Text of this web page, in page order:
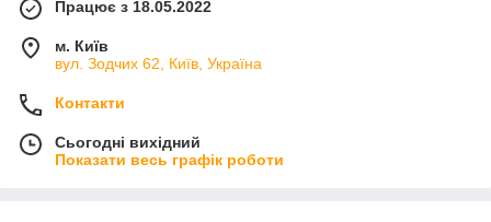
Працює з 18.05.2022
м. Київ
вул. Зодчих 62, Київ, Україна
Контакти
Сьогодні вихідний
Показати весь графік роботи